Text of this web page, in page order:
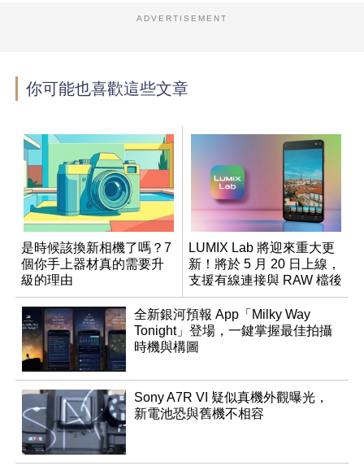
ADVERTISEMENT
你可能也喜歡這些文章
是時候該換新相機了嗎？7
個你手上器材真的需要升
級的理由
LUMIX Lab 將迎來重大更
新！將於 5 月 20 日上線，
支援有線連接與 RAW 檔後
製
全新銀河預報 App「Milky Way
Tonight」登場，一鍵掌握最佳拍攝
時機與構圖
Sony A7R VI 疑似真機外觀曝光，
新電池恐與舊機不相容